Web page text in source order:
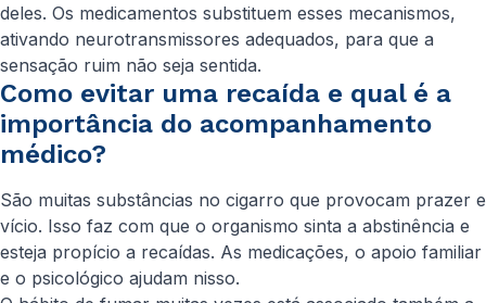
deles. Os medicamentos substituem esses mecanismos,
ativando neurotransmissores adequados, para que a
sensação ruim não seja sentida.
Como evitar uma recaída e qual é a
importância do acompanhamento
médico?
São muitas substâncias no cigarro que provocam prazer e
vício. Isso faz com que o organismo sinta a abstinência e
esteja propício a recaídas. As medicações, o apoio familiar
e o psicológico ajudam nisso.